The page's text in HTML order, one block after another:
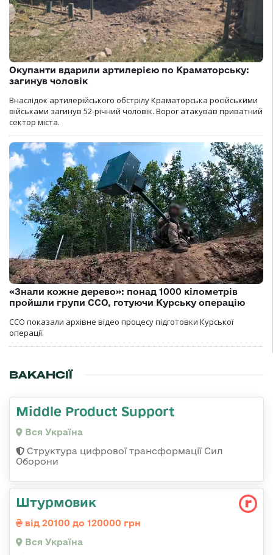
Окупанти вдарили артилерією по Краматорську:
загинув чоловік
Внаслідок артилерійського обстрілу Краматорська російськими
військами загинув 52-річний чоловік. Ворог атакував приватний
сектор міста.
«Знали кожне дерево»: понад 1000 кілометрів
пройшли групи ССО, готуючи Курську операцію
ССО показали архівне відео процесу підготовки Курської
операції.
ВАКАНСІЇ
Middle Product Support
Вся Україна
Структура цифрової трансформації Сил
Оборони
Штурмовик
від 20100 до 120000 грн
Вся Україна